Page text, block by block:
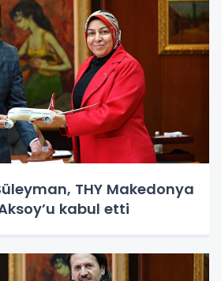
THY Makedonya
kabul etti